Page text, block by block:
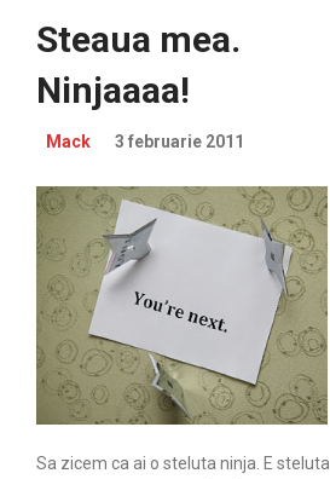
Steaua mea.
Ninjaaaa!
Mack 3 februarie 2011
Sa zicem ca ai o steluta ninja. E steluta